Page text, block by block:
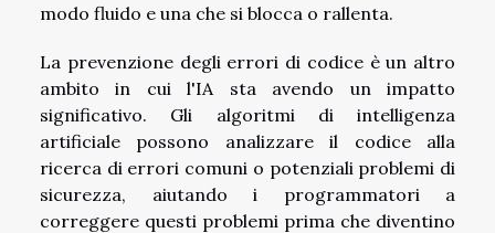
modo fluido e una che si blocca o rallenta.
La prevenzione degli errori di codice è un altro
ambito in cui l'IA sta avendo un impatto
significativo. Gli algoritmi di intelligenza
artificiale possono analizzare il codice alla
ricerca di errori comuni o potenziali problemi di
sicurezza, aiutando i programmatori a
correggere questi problemi prima che diventino